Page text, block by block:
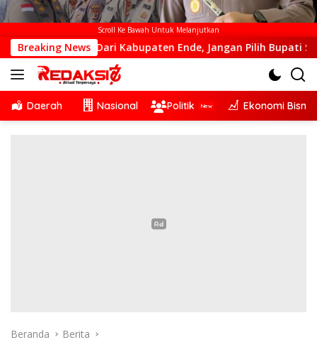
Scroll Ke Bawah Untuk Melanjutkan
Breaking News
Dari Kabupaten Ende, Jangan Pilih Bupati Suka ‘Wora-
Daerah Nasional Politik Ekonomi Bisnis
Beranda Berita